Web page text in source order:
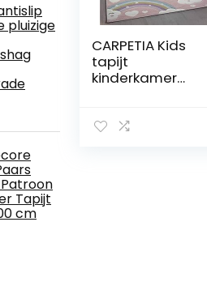
pluizige
Tapijt
cm
CARPETIA Kids
tapijt
kinderkamer
wolken roze